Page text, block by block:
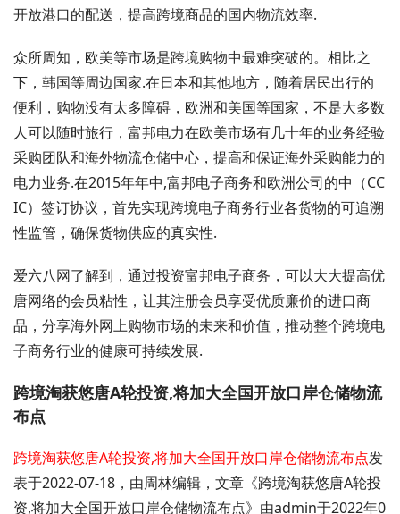
开放港口的配送，提高跨境商品的国内物流效率.
众所周知，欧美等市场是跨境购物中最难突破的。相比之
下，韩国等周边国家.在日本和其他地方，随着居民出行的
便利，购物没有太多障碍，欧洲和美国等国家，不是大多数
人可以随时旅行，富邦电力在欧美市场有几十年的业务经验
采购团队和海外物流仓储中心，提高和保证海外采购能力的
电力业务.在2015年年中,富邦电子商务和欧洲公司的中（CC
IC）签订协议，首先实现跨境电子商务行业各货物的可追溯
性监管，确保货物供应的真实性.
爱六八网了解到，通过投资富邦电子商务，可以大大提高优
唐网络的会员粘性，让其注册会员享受优质廉价的进口商
品，分享海外网上购物市场的未来和价值，推动整个跨境电
子商务行业的健康可持续发展.
跨境淘获悠唐A轮投资,将加大全国开放口岸仓储物流
布点
跨境淘获悠唐A轮投资,将加大全国开放口岸仓储物流布点发
表于2022-07-18，由周林编辑，文章《跨境淘获悠唐A轮投
资,将加大全国开放口岸仓储物流布点》由admin于2022年0